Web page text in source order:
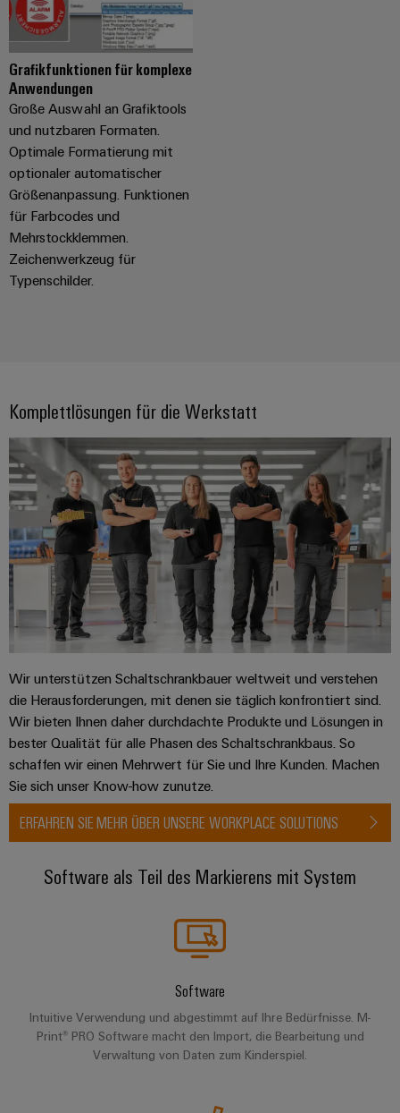
Grafikfunktionen für komplexe
Anwendungen
Große Auswahl an Grafiktools
und nutzbaren Formaten.
Optimale Formatierung mit
optionaler automatischer
Größenanpassung. Funktionen
für Farbcodes und
Mehrstockklemmen.
Zeichenwerkzeug für
Typenschilder.
Komplettlösungen für die Werkstatt
Wir unterstützen Schaltschrankbauer weltweit und verstehen
die Herausforderungen, mit denen sie täglich konfrontiert sind.
Wir bieten Ihnen daher durchdachte Produkte und Lösungen in
bester Qualität für alle Phasen des Schaltschrankbaus. So
schaffen wir einen Mehrwert für Sie und Ihre Kunden. Machen
Sie sich unser Know-how zunutze.
ERFAHREN SIE MEHR ÜBER UNSERE WORKPLACE SOLUTIONS
Software als Teil des Markierens mit System
Software
Intuitive Verwendung und abgestimmt auf Ihre Bedürfnisse. M-
Print® PRO Software macht den Import, die Bearbeitung und
Verwaltung von Daten zum Kinderspiel.